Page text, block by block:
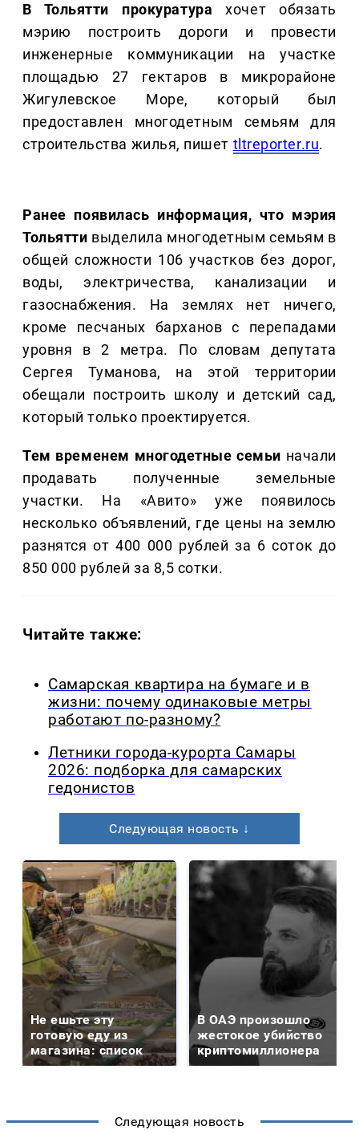
В Тольятти прокуратурахочет обязать
мэрию построить дороги и провести
инженерные коммуникации на участке
площадью 27 гектаров в микрорайоне
Жигулевское Море, который был
предоставлен многодетным семьям для
строительства жилья, пишет tltreporter.ru.
Ранее появилась информация, что мэрия
Тольятти выделила многодетным семьям в
общей сложности 106 участков без дорог,
воды, электричества, канализации и
газоснабжения. На землях нет ничего,
кроме песчаных барханов с перепадами
уровня в 2 метра. По словам депутата
Сергея Туманова, на этой территории
обещали построить школу и детский сад,
который только проектируется.
Тем временем многодетные семьи начали
продавать полученные земельные
участки. На «Авито» уже появилось
несколько объявлений, где цены на землю
разнятся от 400 000 рублей за 6 соток до
850 000 рублей за 8,5 сотки.
Читайте также:
Самарская квартира на бумаге и в
жизни: почему одинаковые метры
работают по-разному?
Летники города-курорта Самары
2026: подборка для самарских
гедонистов
Следующая новость ↓
Не ешьте эту
готовую еду из
магазина: список
В ОАЭ произошло
жестокое убийство
криптомиллионера
Следующая новость